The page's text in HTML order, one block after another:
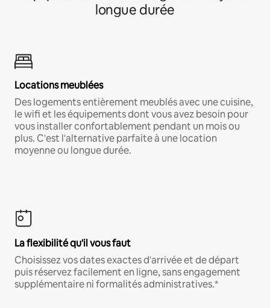
longue durée
Locations meublées
Des logements entièrement meublés avec une cuisine,
le wifi et les équipements dont vous avez besoin pour
vous installer confortablement pendant un mois ou
plus. C'est l'alternative parfaite à une location
moyenne ou longue durée.
La flexibilité qu'il vous faut
Choisissez vos dates exactes d'arrivée et de départ
puis réservez facilement en ligne, sans engagement
supplémentaire ni formalités administratives.*